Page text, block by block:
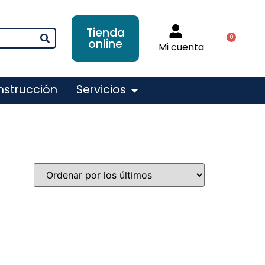
Tienda
online Mi cuenta
0
Servicios